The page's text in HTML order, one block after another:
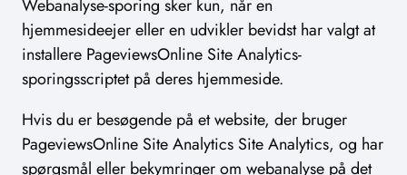
Webanalyse-sporing sker kun, når en
hjemmesideejer eller en udvikler bevidst har valgt at
installere PageviewsOnline Site Analytics-
sporingsscriptet på deres hjemmeside.
Hvis du er besøgende på et website, der bruger
PageviewsOnline Site Analytics Site Analytics, og har
spørgsmål eller bekymringer om webanalyse på det